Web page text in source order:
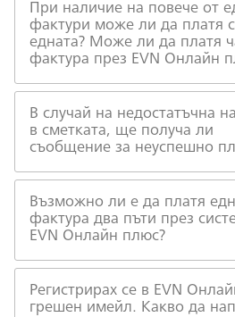
При наличие на повече от
фактури може ли да платя
едната? Може ли да платя
фактура през EVN Онлайн
В случай на недостатъчна
в сметката, ще получа ли
съобщение за неуспешно
Възможно ли е да платя
фактура два пъти през
EVN Онлайн плюс?
Регистрирах се в EVN
грешен имейл. Какво да